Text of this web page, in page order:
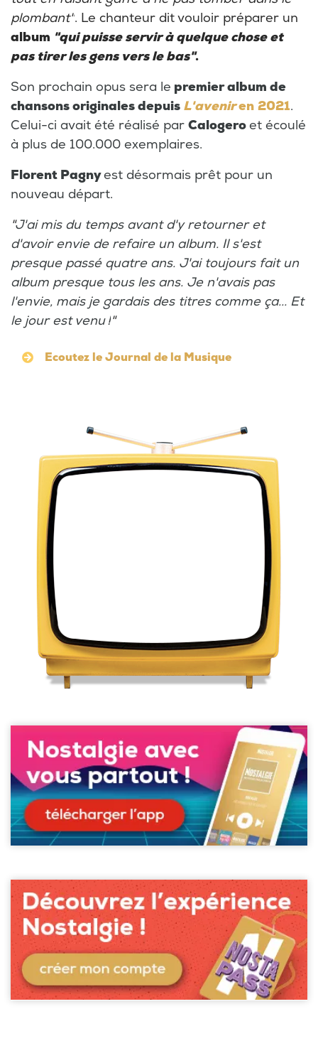
plombant". Le chanteur dit vouloir préparer un
album "qui puisse servir à quelque chose et
pas tirer les gens vers le bas".
Son prochain opus sera le premier album de
chansons originales depuis L'aveniren 2021.
Celui-ci avait été réalisé par Calogeroet écoulé
à plus de 100.000 exemplaires.
Florent Pagnyest désormais prêt pour un
nouveau départ.
"J'ai mis du temps avant d'y retourner et
d'avoir envie de refaire un album. Il s'est
presque passé quatre ans. J'ai toujours fait un
album presque tous les ans. Je n'avais pas
l'envie, mais je gardais des titres comme ça... Et
le jour est venu !"
Ecoutez le Journal de la Musique